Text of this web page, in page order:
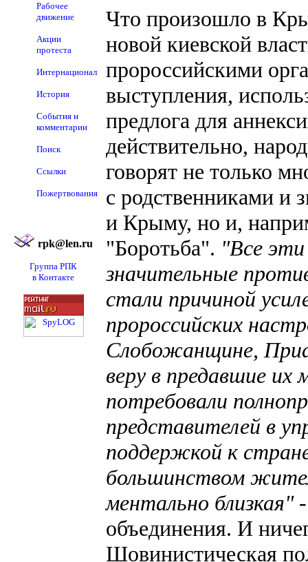
Рабочее
движение
Акции
протеста
Интернационал
История
События и
комментарии
Поиск
Ссылки
Пожертвования
rpk@len.ru
Группа РПК
в Контакте
Что произошло в
новой киевской
пророссийскими
выступления,
предлога для
действительно,
говорят не только
с родственниками и
и Крыму, но и,
"Боротьба". "Все эти
значительные
стали причиной
пророссийских
Слобожанщине,
веру в предавшие
потребовали
представителей в
поддержкой к
большинством
ментально близкая"-
объединения. И
Шовинистическая